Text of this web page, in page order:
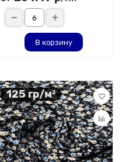
В корзину
125 гр/м²